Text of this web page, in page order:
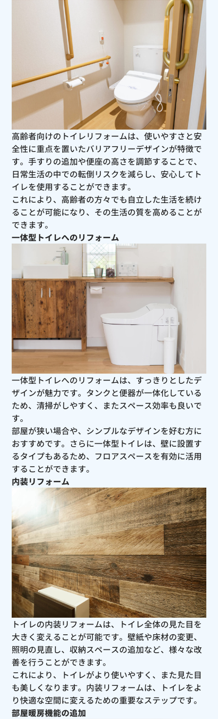
高齢者向けのトイレリフォームは、使いやすさと安
全性に重点を置いたバリアフリーデザインが特徴で
す。手すりの追加や便座の高さを調節することで、
日常生活の中での転倒リスクを減らし、安心してト
イレを使用することができます。
これにより、高齢者の方々でも自立した生活を続け
ることが可能になり、その生活の質を高めることが
できます。
一体型トイレへのリフォーム
一体型トイレへのリフォームは、すっきりとしたデ
ザインが魅力です。タンクと便器が一体化している
ため、清掃がしやすく、またスペース効率も良いで
す。
部屋が狭い場合や、シンプルなデザインを好む方に
おすすめです。さらに一体型トイレは、壁に設置す
るタイプもあるため、フロアスペースを有効に活用
することができます。
内装リフォーム
トイレの内装リフォームは、トイレ全体の見た目を
大きく変えることが可能です。壁紙や床材の変更、
照明の見直し、収納スペースの追加など、様々な改
善を行うことができます。
これにより、トイレがより使いやすく、また見た目
も美しくなります。内装リフォームは、トイレをよ
り快適な空間に変えるための重要なステップです。
部屋暖房機能の追加